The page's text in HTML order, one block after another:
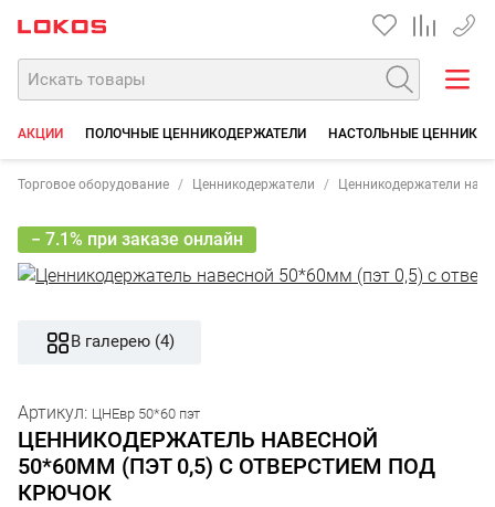
+7
АКЦИИ ПОЛОЧНЫЕ ЦЕННИКОДЕРЖАТЕЛИ НАСТОЛЬНЫЕ
Торговое оборудование Ценникодержатели Ценникодержатели
− 7.1% при заказе онлайн
В галерею (4)
Артикул: ЦНЕвр 50*60 пэт
ЦЕННИКОДЕРЖАТЕЛЬ НАВЕСНОЙ
50*60ММ (ПЭТ 0,5) С ОТВЕРСТИЕМ ПОД
КРЮЧОК